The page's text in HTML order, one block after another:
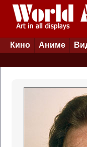
Кино Аниме